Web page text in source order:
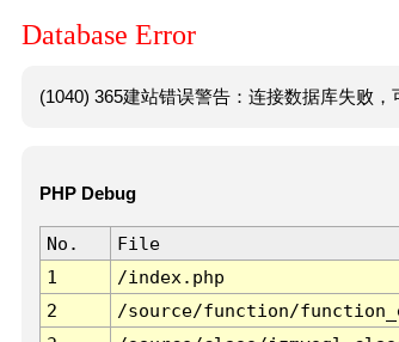
Database Error
(1040) 365建站错误警告：连接数据库失败
PHP Debug
No. File
1
/index.php
2
/source/function/